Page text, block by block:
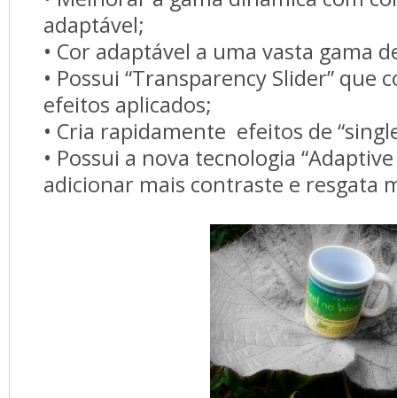
adaptável;
• Cor adaptável a uma vasta gama
• Possui “Transparency Slider” que
efeitos aplicados;
• Cria rapidamente efeitos de
• Possui a nova tecnologia
adicionar mais contraste e resgata